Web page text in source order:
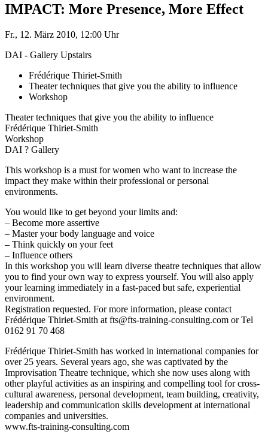
IMPACT: More Presence, More Effect
Fr., 12. März 2010, 12:00 Uhr
DAI - Gallery Upstairs
Frédérique Thiriet-Smith
Theater techniques that give you the ability to influence
Workshop
Theater techniques that give you the ability to influence
Frédérique Thiriet-Smith
Workshop
DAI ? Gallery
This workshop is a must for women who want to increase the
impact they make within their professional or personal
environments.
You would like to get beyond your limits and:
– Become more assertive
– Master your body language and voice
– Think quickly on your feet
– Influence others
In this workshop you will learn diverse theatre techniques that allow
you to find your own way to express yourself. You will also apply
your learning immediately in a fast-paced but safe, experiential
environment.
Registration requested. For more information, please contact
Frédérique Thiriet-Smith at fts@fts-training-consulting.com or Tel
0162 91 70 468
Frédérique Thiriet-Smith has worked in international companies for
over 25 years. Several years ago, she was captivated by the
Improvisation Theatre technique, which she now uses along with
other playful activities as an inspiring and compelling tool for cross-
cultural awareness, personal development, team building, creativity,
leadership and communication skills development at international
companies and universities.
www.fts-training-consulting.com